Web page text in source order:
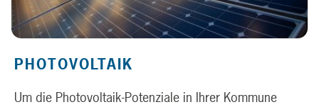
PHOTOVOLTAIK
Um die Photovoltaik-Potenziale in Ihrer Kommune